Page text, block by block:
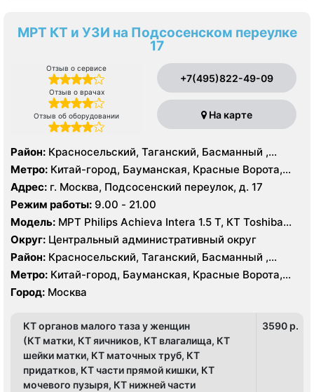
МРТ КТ и УЗИ на Подсосенском переулке
17
Отзыв о сервисе
Отзыв о врачах
Отзыв об оборудовании
+7(495)822-49-09
На карте
Район: Красносельский, Таганский, Басманный ,
Тверской
Метро: Китай-город, Бауманская, Красные Ворота,
Кузнецкий мост, Курская, Лубянка, Площадь Ильича,
Сретенский бульвар, Таганская, Чкаловская
Адрес: г. Москва, Подсосенский переулок, д. 17
Режим работы: 9.00 - 21.00
Модель: МРТ Philips Achieva Intera 1.5 T, КТ Toshiba
Aquilion CXL 128 срезов, УЗИ
Округ: Центральный административный округ
Район: Красносельский, Таганский, Басманный ,
Тверской
Метро: Китай-город, Бауманская, Красные Ворота,
Кузнецкий мост, Курская, Лубянка, Площадь Ильича,
Сретенский бульвар, Таганская, Чкаловская
Город: Москва
КТ органов малого таза у женщин
(КТ матки, КТ яичников, КТ влагалища, КТ
шейки матки, КТ маточных труб, КТ
придатков, КТ части прямой кишки, КТ
мочевого пузыря, КТ нижней части
3590 p.